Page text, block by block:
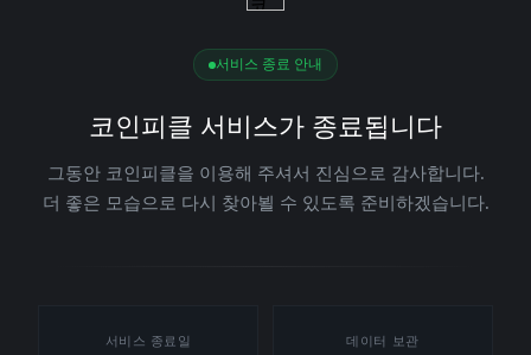
서비스 종료 안내
코인피클 서비스가 종료됩니다
그동안 코인피클을 이용해 주셔서 진심으로 감사합니다.
더 좋은 모습으로 다시 찾아뵐 수 있도록 준비하겠습니다.
서비스 종료일 데이터 보관